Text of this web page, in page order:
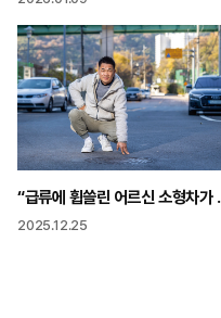
“급류에 휩쓸
2025.12.25